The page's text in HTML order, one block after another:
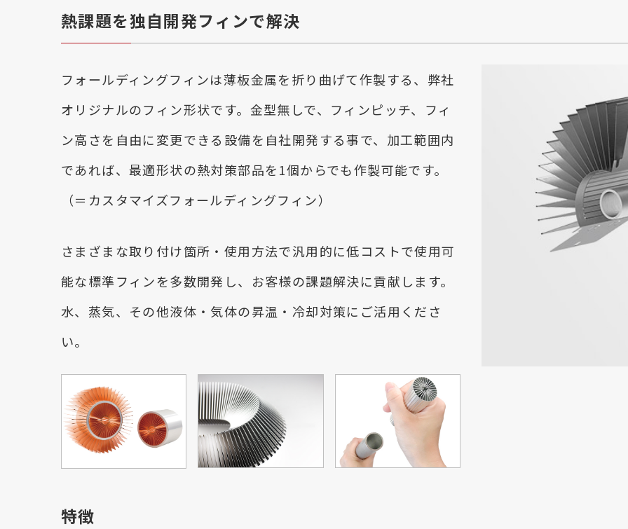
熱課題を独自開発フィンで解決
フォールディングフィンは薄板金属を折り曲げて作製する、弊社
オリジナルのフィン形状です。金型無しで、フィンピッチ、フィ
ン高さを自由に変更できる設備を自社開発する事で、加工範囲内
であれば、最適形状の熱対策部品を1個からでも作製可能です。
（＝カスタマイズフォールディングフィン）
さまざまな取り付け箇所・使用方法で汎用的に低コストで使用可
能な標準フィンを多数開発し、お客様の課題解決に貢献します。
水、蒸気、その他液体・気体の昇温・冷却対策にご活用くださ
い。
特徴